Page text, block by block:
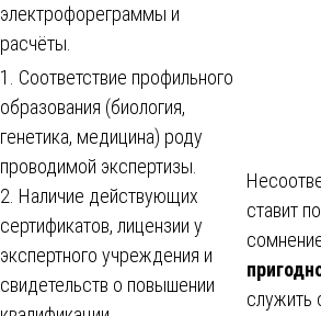
электрофореграммы и
расчёты.
1. Соответствие профильного
образования (биология,
генетика, медицина) роду
проводимой экспертизы.
2. Наличие действующих
сертификатов, лицензии у
экспертного учреждения и
свидетельств о повышении
ставит
служить